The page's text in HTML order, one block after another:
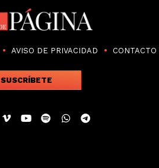
AVISO DE PRIVACIDAD CONTACTO
SUSCRÍBETE